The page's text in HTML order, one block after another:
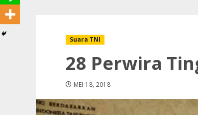
Suara TNI
28 Perwira
MEI 18, 2018